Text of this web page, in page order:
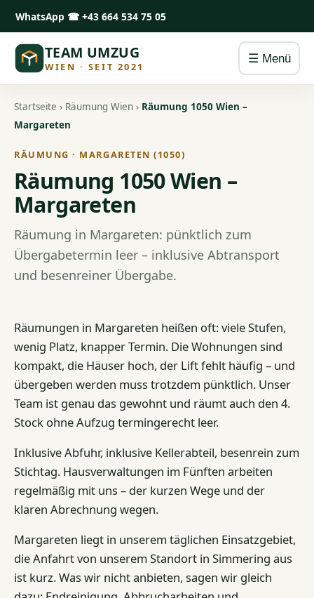
WhatsApp ☎ +43 664 534 75 05
TEAM UMZUG
WIEN · SEIT 2021
☰ Menü
Startseite › Räumung Wien › Räumung 1050 Wien –
Margareten
RÄUMUNG · MARGARETEN (1050)
Räumung 1050 Wien –
Margareten
Räumung in Margareten: pünktlich zum
Übergabetermin leer – inklusive Abtransport
und besenreiner Übergabe.
Räumungen in Margareten heißen oft: viele Stufen,
wenig Platz, knapper Termin. Die Wohnungen sind
kompakt, die Häuser hoch, der Lift fehlt häufig – und
übergeben werden muss trotzdem pünktlich. Unser
Team ist genau das gewohnt und räumt auch den 4.
Stock ohne Aufzug termingerecht leer.
Inklusive Abfuhr, inklusive Kellerabteil, besenrein zum
Stichtag. Hausverwaltungen im Fünften arbeiten
regelmäßig mit uns – der kurzen Wege und der
klaren Abrechnung wegen.
Margareten liegt in unserem täglichen Einsatzgebiet,
die Anfahrt von unserem Standort in Simmering aus
ist kurz. Was wir nicht anbieten, sagen wir gleich